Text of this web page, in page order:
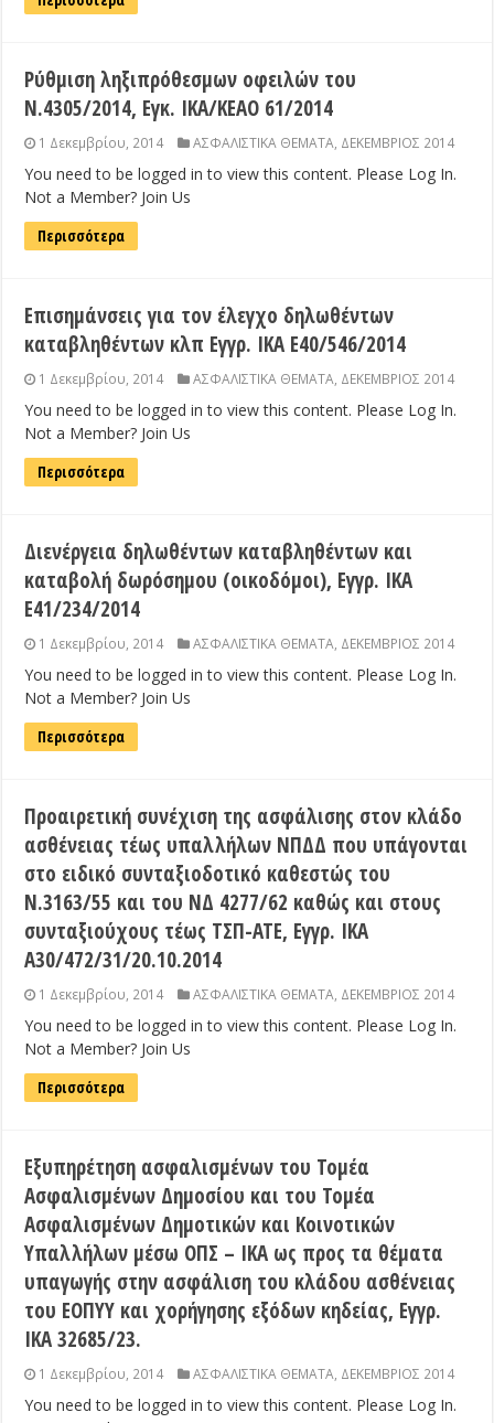
Ρύθμιση ληξιπρόθεσμων οφειλών του
Ν.4305/2014, Εγκ. ΙΚΑ/ΚΕΑΟ 61/2014
1 Δεκεμβρίου, 2014 ΑΣΦΑΛΙΣΤΙΚΑ ΘΕΜΑΤΑ, ΔΕΚΕΜΒΡΙΟΣ 2014
You need to be logged in to view this content. Please Log In.
Not a Member? Join Us
Περισσότερα
Επισημάνσεις για τον έλεγχο δηλωθέντων
καταβληθέντων κλπ Εγγρ. ΙΚΑ Ε40/546/2014
1 Δεκεμβρίου, 2014 ΑΣΦΑΛΙΣΤΙΚΑ ΘΕΜΑΤΑ, ΔΕΚΕΜΒΡΙΟΣ 2014
You need to be logged in to view this content. Please Log In.
Not a Member? Join Us
Περισσότερα
Διενέργεια δηλωθέντων καταβληθέντων και
καταβολή δωρόσημου (οικοδόμοι), Εγγρ. ΙΚΑ
Ε41/234/2014
1 Δεκεμβρίου, 2014 ΑΣΦΑΛΙΣΤΙΚΑ ΘΕΜΑΤΑ, ΔΕΚΕΜΒΡΙΟΣ 2014
You need to be logged in to view this content. Please Log In.
Not a Member? Join Us
Περισσότερα
Προαιρετική συνέχιση της ασφάλισης στον κλάδο
ασθένειας τέως υπαλλήλων ΝΠΔΔ που υπάγονται
στο ειδικό συνταξιοδοτικό καθεστώς του
Ν.3163/55 και του ΝΔ 4277/62 καθώς και στους
συνταξιούχους τέως ΤΣΠ-ΑΤΕ, Εγγρ. ΙΚΑ
Α30/472/31/20.10.2014
1 Δεκεμβρίου, 2014 ΑΣΦΑΛΙΣΤΙΚΑ ΘΕΜΑΤΑ, ΔΕΚΕΜΒΡΙΟΣ 2014
You need to be logged in to view this content. Please Log In.
Not a Member? Join Us
Περισσότερα
Εξυπηρέτηση ασφαλισμένων του Τομέα
Ασφαλισμένων Δημοσίου και του Τομέα
Ασφαλισμένων Δημοτικών και Κοινοτικών
Υπαλλήλων μέσω ΟΠΣ – ΙΚΑ ως προς τα θέματα
υπαγωγής στην ασφάλιση του κλάδου ασθένειας
του ΕΟΠΥΥ και χορήγησης εξόδων κηδείας, Εγγρ.
ΙΚΑ 32685/23.
1 Δεκεμβρίου, 2014 ΑΣΦΑΛΙΣΤΙΚΑ ΘΕΜΑΤΑ, ΔΕΚΕΜΒΡΙΟΣ 2014
You need to be logged in to view this content. Please Log In.